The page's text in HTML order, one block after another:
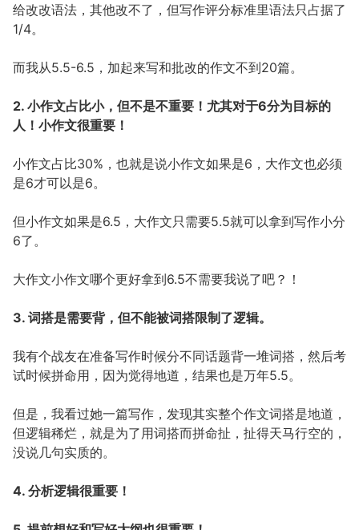
给改改语法，其他改不了，但写作评分标准里语法只占据了
1/4。
而我从5.5-6.5，加起来写和批改的作文不到20篇。
2. 小作文占比小，但不是不重要！尤其对于6分为目标的
人！小作文很重要！
小作文占比30%，也就是说小作文如果是6，大作文也必须
是6才可以是6。
但小作文如果是6.5，大作文只需要5.5就可以拿到写作小分
6了。
大作文小作文哪个更好拿到6.5不需要我说了吧？！
3. 词搭是需要背，但不能被词搭限制了逻辑。
我有个战友在准备写作时候分不同话题背一堆词搭，然后考
试时候拼命用，因为觉得地道，结果也是万年5.5。
但是，我看过她一篇写作，发现其实整个作文词搭是地道，
但逻辑稀烂，就是为了用词搭而拼命扯，扯得天马行空的，
没说几句实质的。
4. 分析逻辑很重要！